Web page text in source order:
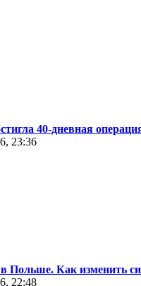
40-дневная
23:36
Польше. Как изменить
22:48